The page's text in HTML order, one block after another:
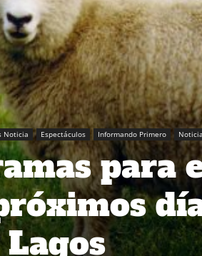
Noticia Espectáculos Informando Primero
para